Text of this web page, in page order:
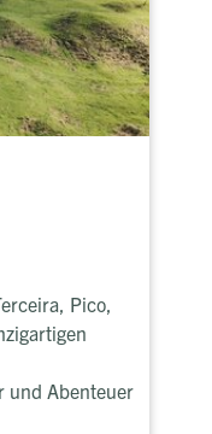
Pico,
und Abenteuer